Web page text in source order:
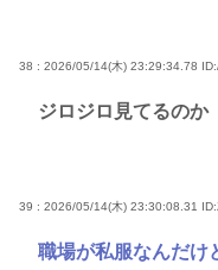
38 : 2026/05/14(木) 23:29:34.78
ジロジロ見てるのか
39 : 2026/05/14(木) 23:30:08.31
職場が私服なんだけ